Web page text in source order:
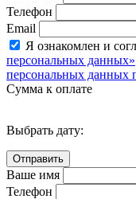
Телефон
Email
Я ознакомлен и
персональных данных»
персональных данных
Сумма к оплате
Выбрать дату:
Ваше имя
Телефон